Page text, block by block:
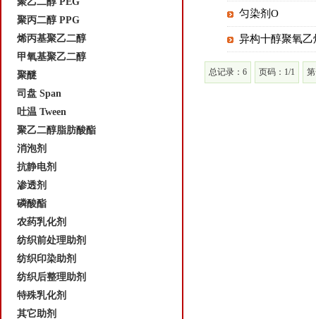
聚丙二醇 PPG
烯丙基聚乙二醇
甲氧基聚乙二醇
聚醚
司盘 Span
吐温 Tween
聚乙二醇脂肪酸酯
消泡剂
抗静电剂
渗透剂
磷酸酯
农药乳化剂
纺织前处理助剂
纺织印染助剂
纺织后整理助剂
特殊乳化剂
其它助剂
匀染剂O
异构十醇聚氧乙
总记录：6 页码：1/1